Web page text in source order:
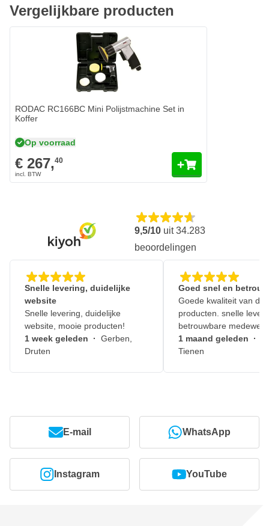
Vergelijkbare producten
RODAC RC166BC Mini Polijstmachine Set in
Koffer
Op voorraad
€ 267,40
9,5/10 uit34.283
beoordelingen
Snelle levering, duidelijke
website
Snelle levering, duidelijke
website, mooie producten!
1 week geleden · Gerben,
Druten
Goed snel en
Goede kwaliteit van de
producten. snelle
betrouwbare
1 maand geleden ·
Tienen
E-mail WhatsApp
Instagram YouTube